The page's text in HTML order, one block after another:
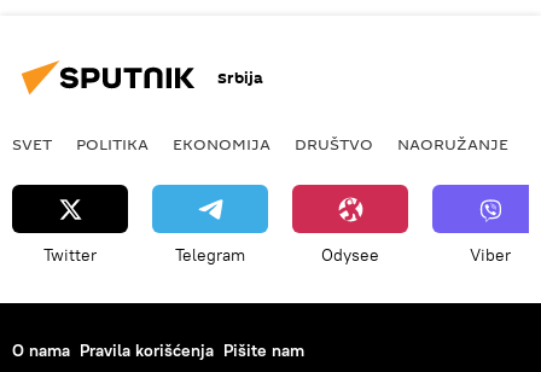
Srbija
SVET POLITIKA EKONOMIJA DRUŠTVO NAORUŽANJE
Twitter Telegram Odysee Viber
O nama Pravila korišćenja Pišite nam